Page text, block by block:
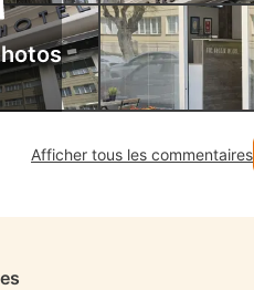
Afficher tous les commentaires